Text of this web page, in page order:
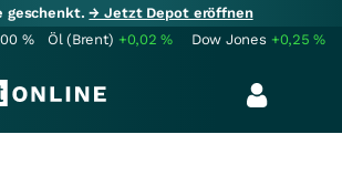
geschenkt.→ Jetzt Depot eröffnen
% Öl (Brent) +0,02% Dow Jones +0,25%